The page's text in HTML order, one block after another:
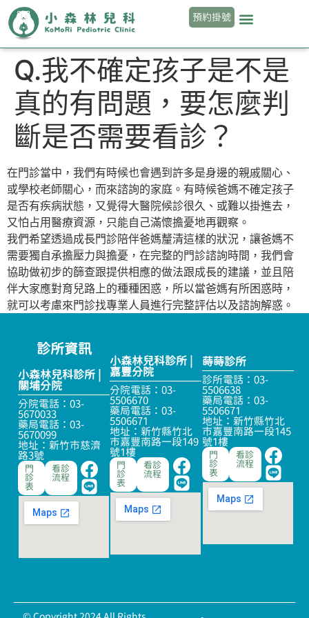
預約掛號
Q.我不確定孩子是不是
真的有問題，要怎麼判
斷是否需要看診？
在門診當中，我們有時候也會遇到許多是身邊的親戚關心、
或學校老師關心，而來諮詢的家庭。有時候爸媽不確定孩子
是否有疾病狀態，又覺得大醫院候診很久、或難以掛進去，
又怕占用醫療資源，只能自己滿懷擔憂地再觀察。
我們希望透過成長門診陪伴爸媽釐清這樣的狀況，讓爸媽不
需要獨自承擔壓力與擔憂，在完整的門診諮詢時間，我們會
協助做初步的篩查跟提供相應的做法跟成長的建議，並且陪
伴大家應對育兒路上的種種困惑，所以當爸媽有所困惑時，
就可以考慮來門診找專業人員進行完整評估以及諮詢解惑。
診所資訊
小森林兒科診所 |
關埔分院
分院電話：03-
5670033
藥局電話：03-
5670099
地址：新竹市慈濟
路3號
門
診
表
看診
流程
小森林兒科診所 |
嘉豐分院
分院電話：03-
5506670
藥局電話：03-
5506671
地址：新竹縣竹北
市嘉豐南路一段149
號1樓
門
診
表
看診
流程
蒔蒔診所
診所電話：03-
5506638
藥局電話：03-
5506671
地址：新竹縣竹北
市嘉豐南路一段145
號1樓
門
診
表
看診
流程